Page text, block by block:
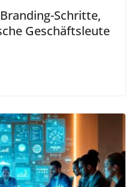
Schritte,
Geschäftsleute